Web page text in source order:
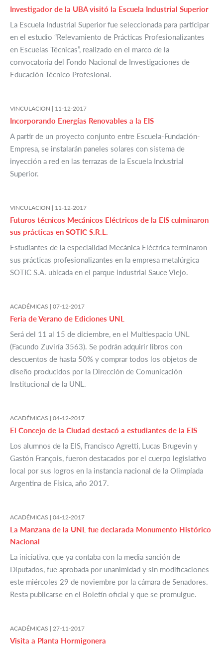
Investigador de la UBA visitó la Escuela Industrial Superior
La Escuela Industrial Superior fue seleccionada para participar
en el estudio “Relevamiento de Prácticas Profesionalizantes
en Escuelas Técnicas”, realizado en el marco de la
convocatoria del Fondo Nacional de Investigaciones de
Educación Técnico Profesional.
VINCULACION | 11-12-2017
Incorporando Energías Renovables a la EIS
A partir de un proyecto conjunto entre Escuela-Fundación-
Empresa, se instalarán paneles solares con sistema de
inyección a red en las terrazas de la Escuela Industrial
Superior.
VINCULACION | 11-12-2017
Futuros técnicos Mecánicos Eléctricos de la EIS culminaron
sus prácticas en SOTIC S.R.L.
Estudiantes de la especialidad Mecánica Eléctrica terminaron
sus prácticas profesionalizantes en la empresa metalúrgica
SOTIC S.A. ubicada en el parque industrial Sauce Viejo.
ACADÉMICAS | 07-12-2017
Feria de Verano de Ediciones UNL
Será del 11 al 15 de diciembre, en el Multiespacio UNL
(Facundo Zuviría 3563). Se podrán adquirir libros con
descuentos de hasta 50% y comprar todos los objetos de
diseño producidos por la Dirección de Comunicación
Institucional de la UNL.
ACADÉMICAS | 04-12-2017
El Concejo de la Ciudad destacó a estudiantes de la EIS
Los alumnos de la EIS, Francisco Agretti, Lucas Brugevin y
Gastón François, fueron destacados por el cuerpo legislativo
local por sus logros en la instancia nacional de la Olimpíada
Argentina de Física, año 2017.
ACADÉMICAS | 04-12-2017
La Manzana de la UNL fue declarada Monumento Histórico
Nacional
La iniciativa, que ya contaba con la media sanción de
Diputados, fue aprobada por unanimidad y sin modificaciones
este miércoles 29 de noviembre por la cámara de Senadores.
Resta publicarse en el Boletín oficial y que se promulgue.
ACADÉMICAS | 27-11-2017
Visita a Planta Hormigonera